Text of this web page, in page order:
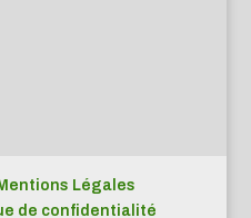
Légales
de confidentialité